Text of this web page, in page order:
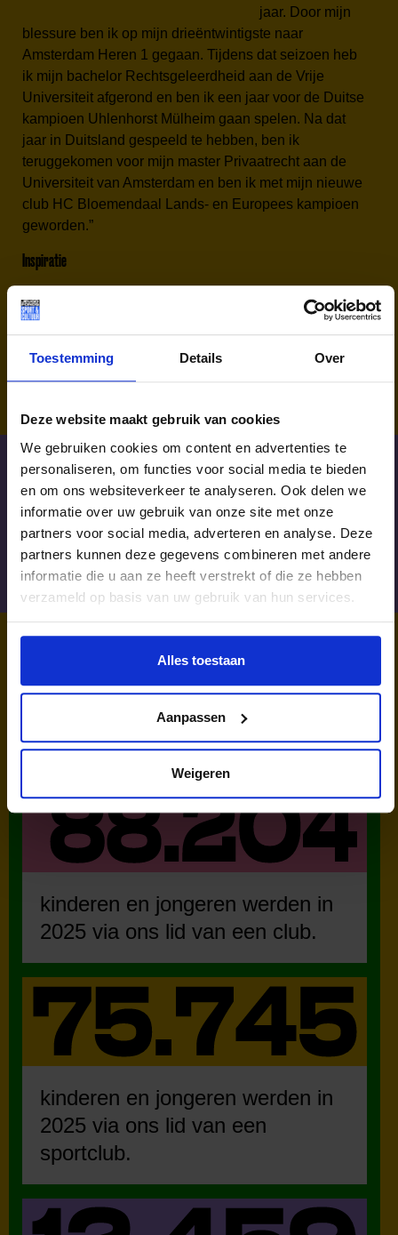
Toestemming Details Over
Deze website maakt gebruik van cookies
We gebruiken cookies om content en advertenties te
personaliseren, om functies voor social media te bieden
en om ons websiteverkeer te analyseren. Ook delen we
informatie over uw gebruik van onze site met onze
partners voor social media, adverteren en analyse. Deze
partners kunnen deze gegevens combineren met andere
informatie die u aan ze heeft verstrekt of die ze hebben
verzameld op basis van uw gebruik van hun services.
Alles toestaan
Aanpassen
Weigeren
jaar. Door mijn
blessure ben ik op mijn drieëntwintigste naar
Amsterdam Heren 1 gegaan. Tijdens dat seizoen heb
ik mijn bachelor Rechtsgeleerdheid aan de Vrije
Universiteit afgerond en ben ik een jaar voor de Duitse
kampioen Uhlenhorst Mülheim gaan spelen. Na dat
jaar in Duitsland gespeeld te hebben, ben ik
teruggekomen voor mijn master Privaatrecht aan de
Universiteit van Amsterdam en ben ik met mijn nieuwe
club HC Bloemendaal Lands- en Europees kampioen
geworden.”
Inspiratie
Er zijn genoeg voorbeelden van sporters die als kind
in een lastige situatie hebben gezeten maar toch
Michael Phelps:
You can’t put a limit
on anything. The
more you dream
the farther you get
Volg Tom via Instagram:@tomhiebendaal
WIST JE DAT IN
NEDERLAND?
kinderen en jongeren werden in
2025 via ons lid van een club.
kinderen en jongeren werden in
2025 via ons lid van een
sportclub.